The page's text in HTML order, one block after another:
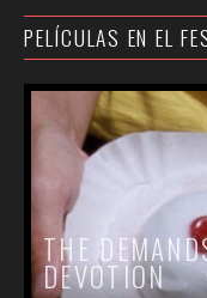
PELÍCULAS EN EL
THE
DEVOTION